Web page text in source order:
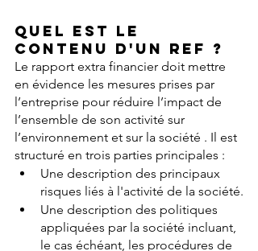
Quel est le
contenu d'un REF ?
Le rapport extra financier doit mettre
en évidence les mesures prises par
l’entreprise pour réduire l’impact de
l’ensemble de son activité sur
l’environnement et sur la société . Il est
structuré en trois parties principales :
Une description des principaux
risques liés à l'activité de la société.
Une description des politiques
appliquées par la société incluant,
le cas échéant, les procédures de